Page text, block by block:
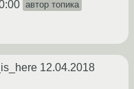
автор топика
12.04.2018